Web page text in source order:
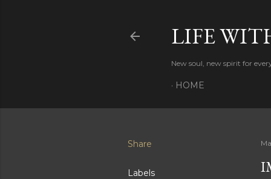
LIFE
New soul, new spirit for
HOME
Share
Labels